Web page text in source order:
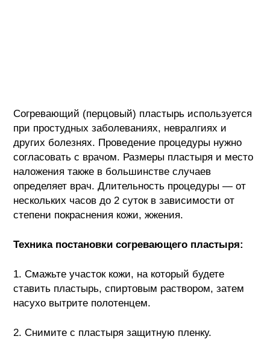
Согревающий (перцовый) пластырь используется
при простудных заболеваниях, невралгиях и
других болезнях. Проведение процедуры нужно
согласовать с врачом. Размеры пластыря и место
наложения также в большинстве случаев
определяет врач. Длительность процедуры — от
нескольких часов до 2 суток в зависимости от
степени покраснения кожи, жжения.
Техника постановки согревающего пластыря:
1. Смажьте участок кожи, на который будете
ставить пластырь, спиртовым раствором, затем
насухо вытрите полотенцем.
2. Снимите с пластыря защитную пленку.